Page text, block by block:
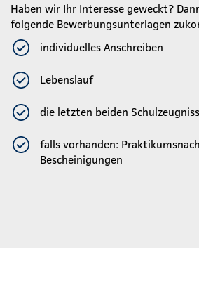
Haben wir Ihr Interesse geweckt?
folgende Bewerbungsunterlagen
individuelles Anschreiben
Lebenslauf
die letzten beiden
falls vorhanden:
Bescheinigungen